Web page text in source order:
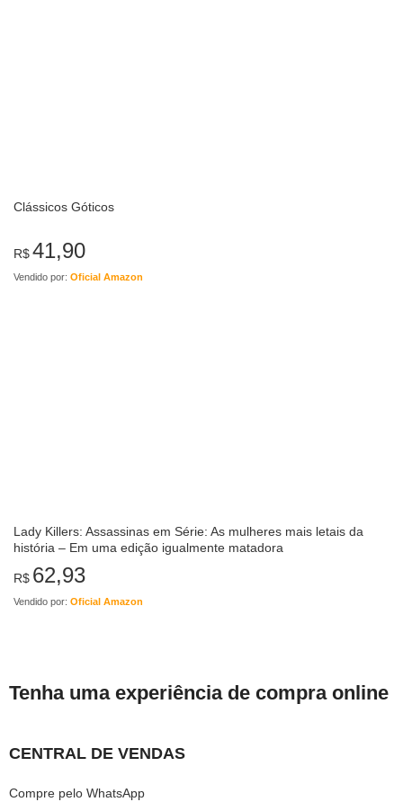
Clássicos Góticos
R$41,90
Vendido por: Oficial Amazon
Lady Killers: Assassinas em Série: As mulheres mais letais da
história – Em uma edição igualmente matadora
R$ 62,93
Vendido por: Oficial Amazon
Tenha uma experiência de compra online
CENTRAL DE VENDAS
Compre pelo WhatsApp